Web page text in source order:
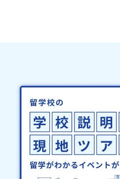
地域留学体験」のプログラム開催情
務局までご連絡ください。・キャン
お取り消しの場合、以下のルールに
す。ご了承ください。プログラム開
【キャンセルのご連絡日：お支払い
あたる日以前：無料・20日目-8日目
プログラム開始日の前日：40％・プ
連絡無しでの不参加またはプログラ
止について天候などの状況等によっ
ります。その場合は原則、開催日1週
又、最少催行人数に達しなかった場